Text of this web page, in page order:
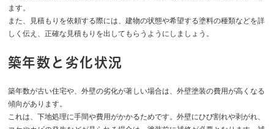
ます。
また、見積もりを依頼する際には、建物の状態や希望する塗料の種類などを詳
しく伝え、正確な見積もりを出してもらうようにしましょう。
築年数と劣化状況
築年数が古い住宅や、外壁の劣化が著しい場合は、外壁塗装の費用が高くなる
傾向があります。
これは、下地処理に手間や費用がかかるためです。外壁にひび割れや剥がれ、